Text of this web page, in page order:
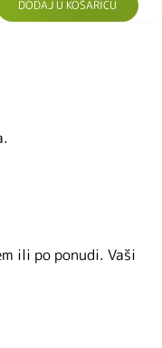
DODAJ U KOŠARICU
ili po ponudi. Vaši